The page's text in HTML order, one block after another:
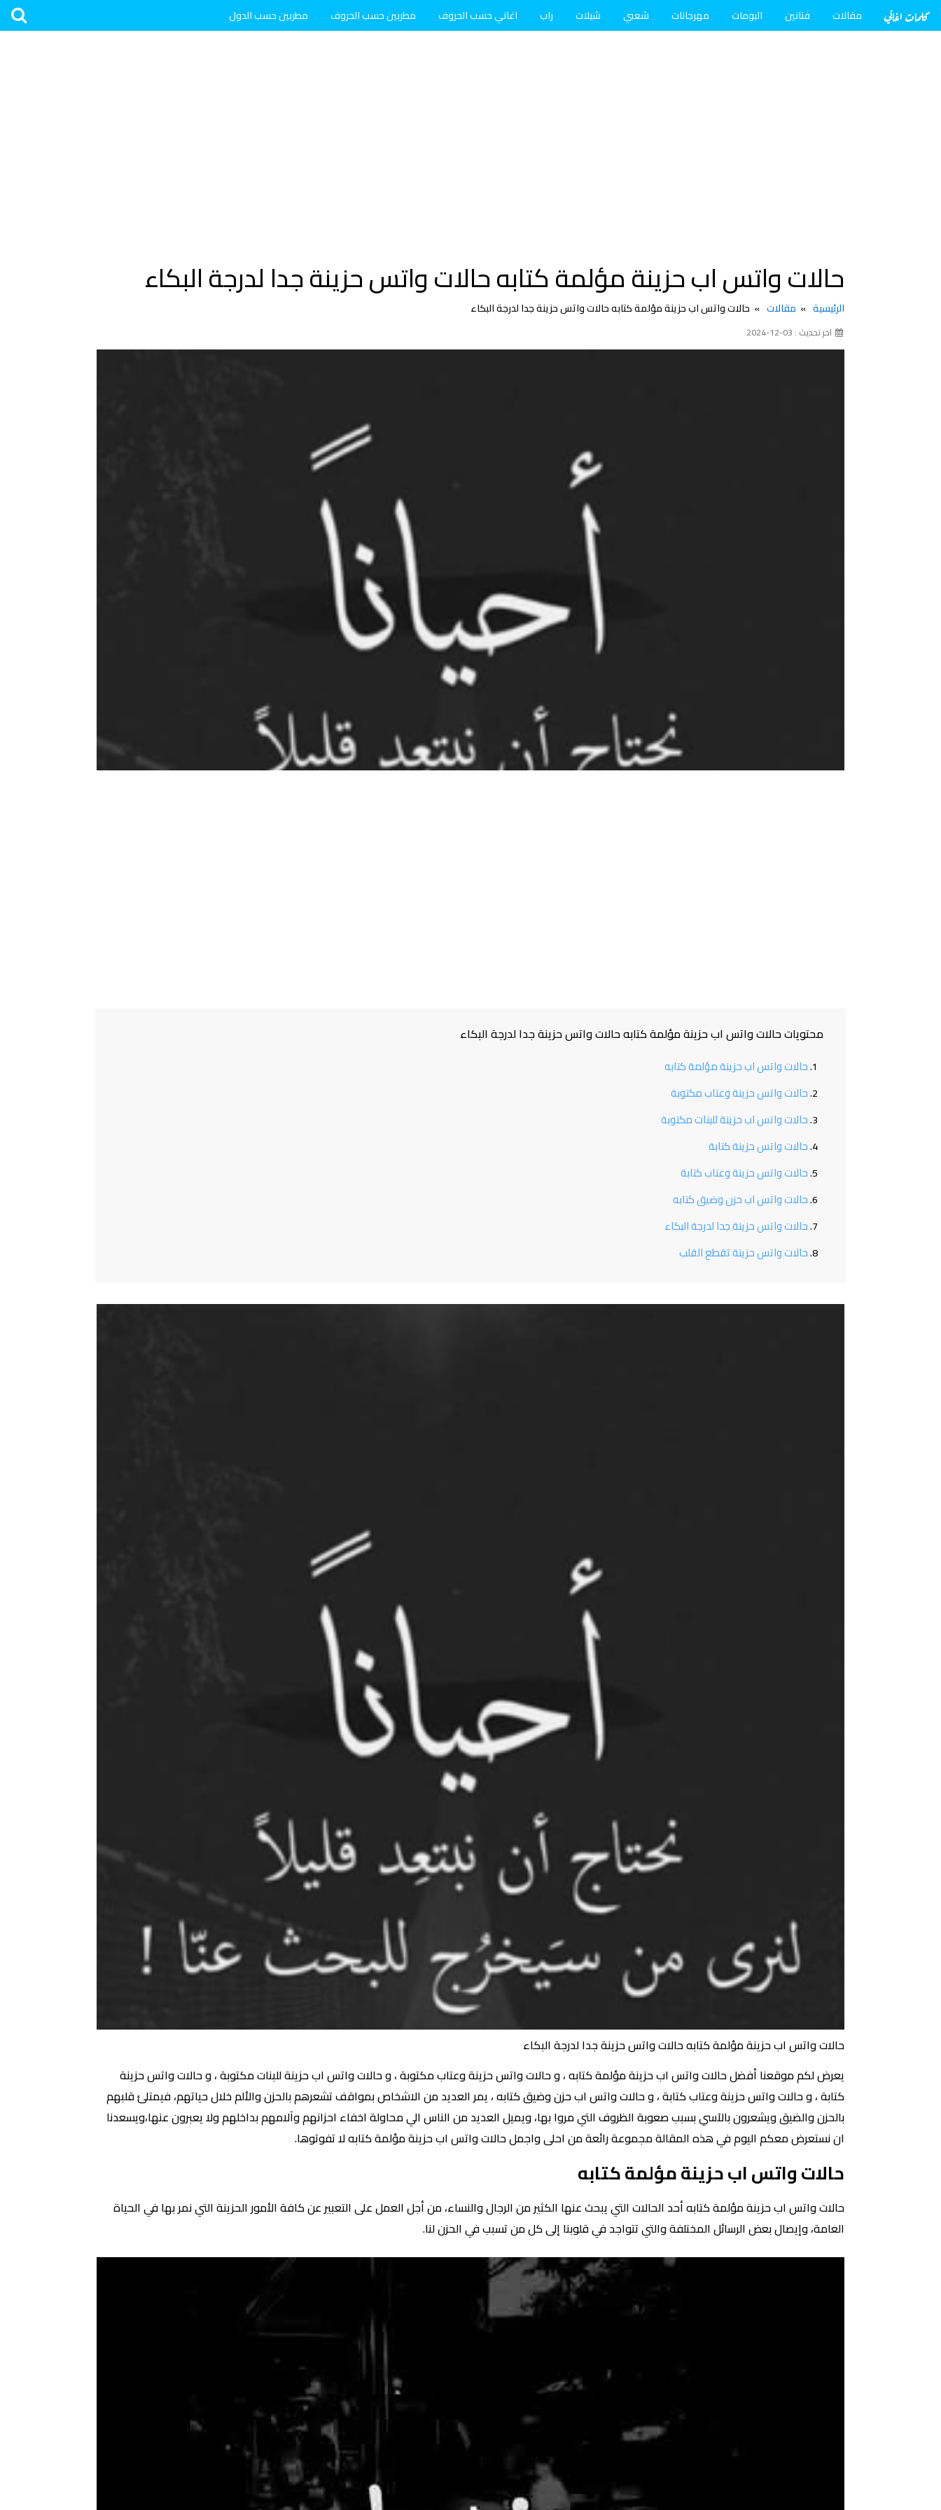
كلمات اغاني مقالات فنانين البومات مهرجانات شعبي شيلات راب اغاني حسب الحروف مطربين حسب الحروف مطربين حسب الدول
حالات واتس اب حزينة مؤلمة كتابه حالات واتس حزينة جدا لدرجة البكاء
الرئيسية مقالات حالات واتس اب حزينة مؤلمة كتابه حالات واتس حزينة جدا لدرجة البكاء
اخر تحديث : 03-12-2024
محتويات حالات واتس اب حزينة مؤلمة كتابه حالات واتس حزينة جدا لدرجة البكاء
حالات واتس اب حزينة مؤلمة كتابه
حالات واتس حزينة وعتاب مكتوبة
حالات واتس اب حزينة للبنات مكتوبة
حالات واتس حزينة كتابة
حالات واتس حزينة وعتاب كتابة
حالات واتس اب حزن وضيق كتابه
حالات واتس حزينة جدا لدرجة البكاء
حالات واتس حزينة تقطع القلب
حالات واتس اب حزينة مؤلمة كتابه حالات واتس حزينة جدا لدرجة البكاء
يعرض لكم موقعنا أفضل حالات واتس اب حزينة مؤلمة كتابه ، و حالات واتس حزينة وعتاب مكتوبة ، و حالات واتس اب حزينة للبنات مكتوبة ، و حالات واتس حزينة
كتابة ، و حالات واتس حزينة وعتاب كتابة ، و حالات واتس اب حزن وضيق كتابه ، يمر العديد من الاشخاص بمواقف تشعرهم بالحزن والألم خلال حياتهم، فيمتلئ قلبهم
بالحزن والضيق ويشعرون بالآسي بسبب صعوبة الظروف التي مروا بها، ويميل العديد من الناس الي محاولة اخفاء احزانهم وآلامهم بداخلهم ولا يعبرون عنها،ويسعدنا
ان نستعرض معكم اليوم في هذه المقالة مجموعة رائعة من احلى واجمل حالات واتس اب حزينة مؤلمة كتابه لا تفوتوها.
حالات واتس اب حزينة مؤلمة كتابه
حالات واتس اب حزينة مؤلمة كتابه أحد الحالات التي يبحث عنها الكثير من الرجال والنساء، من أجل العمل على التعبير عن كافة الأمور الحزينة التي نمر بها في الحياة
العامة، وإيصال بعض الرسائل المختلفة والتي تتواجد في قلوبنا إلى كل من تسبب في الحزن لنا.